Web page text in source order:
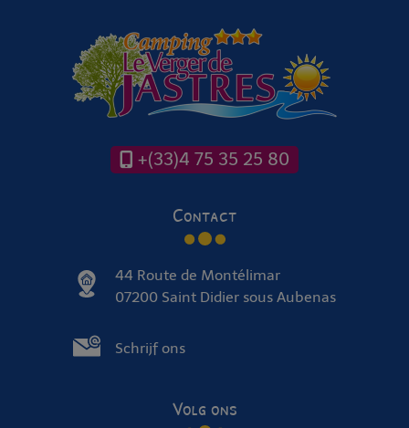
+(33)4 75 35 25 80
Contact
44 Route de Montélimar
07200 Saint Didier sous Aubenas
Schrijf ons
Volg ons